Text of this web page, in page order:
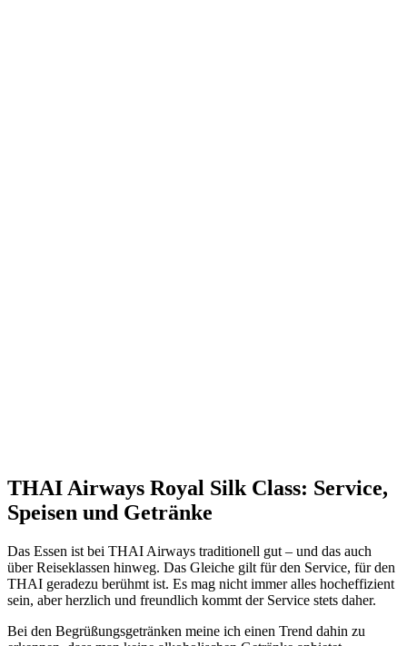
THAI Airways Royal Silk Class: Service,
Speisen und Getränke
Das Essen ist bei THAI Airways traditionell gut – und das auch
über Reiseklassen hinweg. Das Gleiche gilt für den Service, für den
THAI geradezu berühmt ist. Es mag nicht immer alles hocheffizient
sein, aber herzlich und freundlich kommt der Service stets daher.
Bei den Begrüßungsgetränken meine ich einen Trend dahin zu